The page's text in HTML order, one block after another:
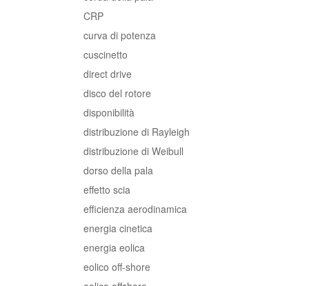
CRP
curva di potenza
cuscinetto
direct drive
disco del rotore
disponibilità
distribuzione di Rayleigh
distribuzione di Weibull
dorso della pala
effetto scia
efficienza aerodinamica
energia cinetica
energia eolica
eolico off-shore